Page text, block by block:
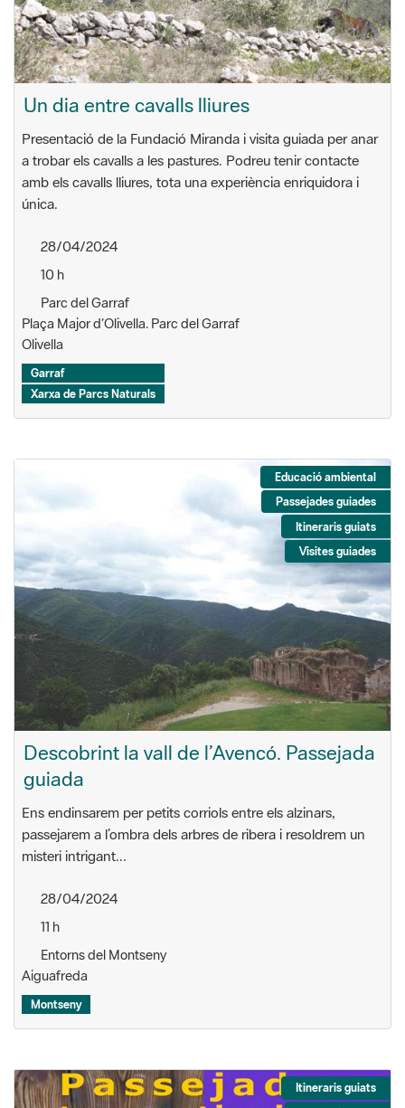
Un dia entre cavalls lliures
Presentació de la Fundació Miranda i visita guiada per anar
a trobar els cavalls a les pastures. Podreu tenir contacte
amb els cavalls lliures, tota una experiència enriquidora i
única.
28/04/2024
10 h
Parc del Garraf
Plaça Major d’Olivella. Parc del Garraf
Olivella
Garraf
Xarxa de Parcs Naturals
Educació ambiental
Passejades guiades
Itineraris guiats
Visites guiades
Descobrint la vall de l’Avencó. Passejada
guiada
Ens endinsarem per petits corriols entre els alzinars,
passejarem a l’ombra dels arbres de ribera i resoldrem un
misteri intrigant...
28/04/2024
11 h
Entorns del Montseny
Aiguafreda
Montseny
Itineraris guiats